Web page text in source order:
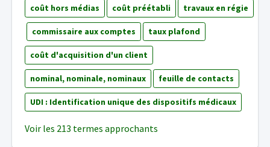
coût hors médias coût préétabli travaux en régie
commissaire aux comptes taux plafond
coût d'acquisition d'un client
nominal, nominale, nominaux feuille de contacts
UDI : Identification unique des dispositifs médicaux
Voir les 213 termes approchants